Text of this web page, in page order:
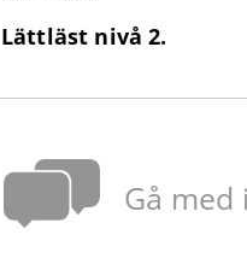
Lättläst nivå 2.
Gå med